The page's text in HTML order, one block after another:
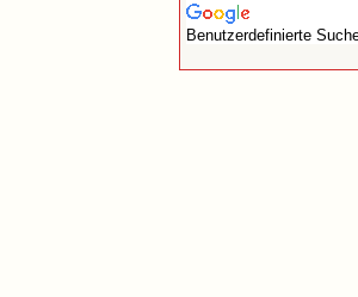
Benutzerdefinierte